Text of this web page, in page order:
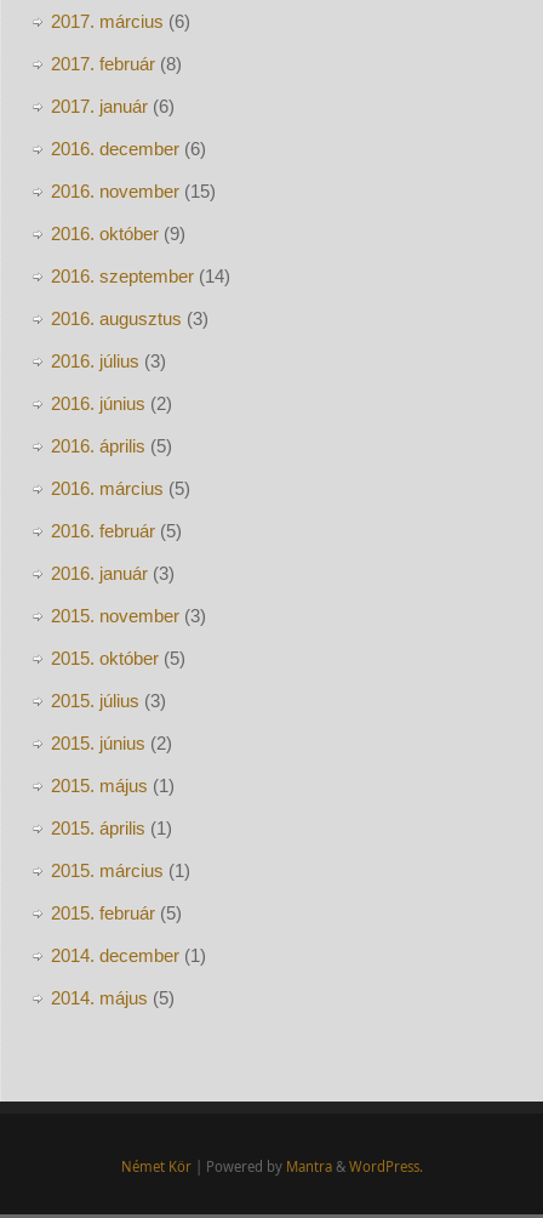
2017. március (6)
2017. február(8)
2017. január(6)
2016. december(6)
2016. november(15)
2016. október(9)
2016. szeptember(14)
2016. augusztus (3)
2016. július (3)
2016. június (2)
2016. április (5)
2016. március (5)
2016. február(5)
2016. január(3)
2015. november(3)
2015. október(5)
2015. július (3)
2015. június (2)
2015. május (1)
2015. április (1)
2015. március (1)
2015. február(5)
2014. december(1)
2014. május (5)
Német Kör| Powered by Mantra& WordPress.